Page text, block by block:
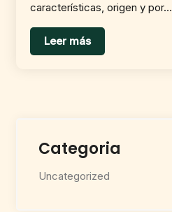
características, origen y por…
Leer más
Categoria
Uncategorized